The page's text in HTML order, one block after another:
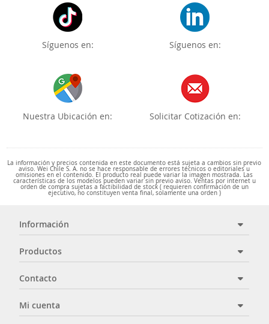
Síguenos en: Síguenos en:
Nuestra Ubicación en: Solicitar Cotización en:
La información y precios contenida en este documento está sujeta a cambios sin previo
aviso. Wei Chile S. A. no se hace responsable de errores técnicos o editoriales u
omisiones en el contenido. El producto real puede variar la imagen mostrada. Las
características de los modelos pueden variar sin previo aviso. Ventas por internet u
orden de compra sujetas a factibilidad de stock ( requieren confirmación de un
ejecutivo, no constituyen venta final, solamente una orden )
Información
Productos
Contacto
Mi cuenta